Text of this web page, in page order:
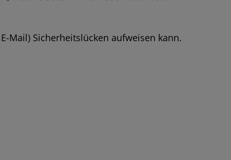
Mail) Sicherheitslücken aufweisen kann.